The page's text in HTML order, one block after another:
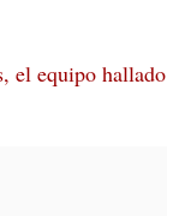
el equipo hallado